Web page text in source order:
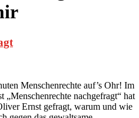
Menschenrechte auf’s Ohr! Im
„Menschenrechte nachgefragt“ hat
Ernst gefragt, warum und wie